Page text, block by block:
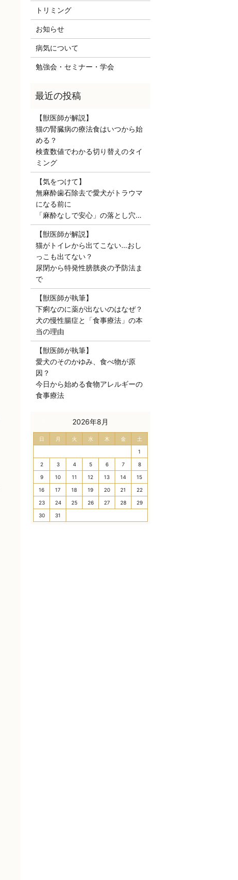
トリミング
お知らせ
病気について
勉強会・セミナー・学会
【獣医師が解説】
猫の腎臓病の療法食はいつから始
める？
検査数値でわかる切り替えのタイ
ミング
【気をつけて】
無麻酔歯石除去で愛犬がトラウマ
になる前に
「麻酔なしで安心」の落とし穴…
【獣医師が解説】
猫がトイレから出てこない…おし
っこも出てない？
尿閉から特発性膀胱炎の予防法ま
で
【獣医師が執筆】
下痢なのに薬が出ないのはなぜ？
犬の慢性腸症と「食事療法」の本
当の理由
【獣医師が執筆】
愛犬のそのかゆみ、食べ物が原
因？
今日から始める食物アレルギーの
食事療法
2026年8月
日 月 火 水 木 金 土
1
2 3 4 5 6 7 8
9 10 11 12 13 14 15
16 17 18 19 20 21 22
23 24 25 26 27 28 29
30 31